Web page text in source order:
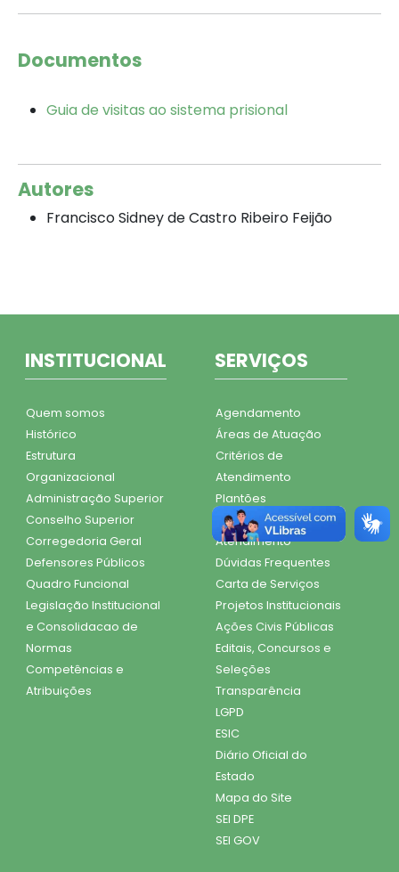
Documentos
Guia de visitas ao sistema prisional
Autores
Francisco Sidney de Castro Ribeiro Feijão
INSTITUCIONAL
Quem somos
Histórico
Estrutura
Organizacional
Administração Superior
Conselho Superior
Corregedoria Geral
Defensores Públicos
Quadro Funcional
Legislação Institucional
e Consolidacao de
Normas
Competências e
Atribuições
SERVIÇOS
Agendamento
Áreas de Atuação
Critérios de
Atendimento
Plantões
Documentos para
Atendimento
Dúvidas Frequentes
Carta de Serviços
Projetos Institucionais
Ações Civis Públicas
Editais, Concursos e
Seleções
Transparência
LGPD
ESIC
Diário Oficial do
Estado
Mapa do Site
SEI DPE
SEI GOV